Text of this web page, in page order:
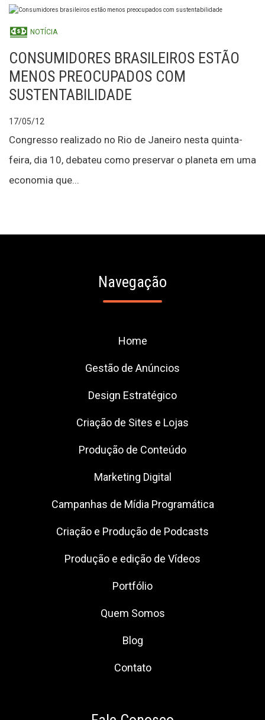
NOTÍCIA
CONSUMIDORES BRASILEIROS ESTÃO
MENOS PREOCUPADOS COM
SUSTENTABILIDADE
17/05/12
Congresso realizado no Rio de Janeiro nesta quinta-
feira, dia 10, debateu como preservar o planeta em uma
economia que...
Navegação
Home
Gestão de Anúncios
Design Estratégico
Criação de Sites e Lojas
Produção de Conteúdo
Marketing Digital
Campanhas de Mídia Programática
Criação e Produção de Podcasts
Produção e edição de Vídeos
Portfólio
Quem Somos
Blog
Contato